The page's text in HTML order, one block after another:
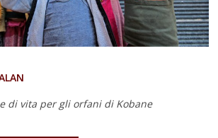
di vita per gli orfani di Kobane